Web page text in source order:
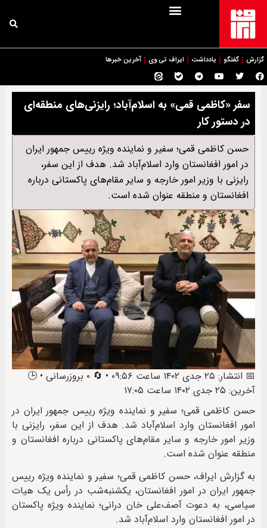
گزارش گفتگو یادداشت ایراف تی وی آخرین خبرها
سفر «کاظمی قمی» به اسلام‌آباد؛ رایزنی‌های منطقه‌ای
در دستور کار
حسن کاظمی قمی؛ سفیر و نماینده‌‌ ویژه رییس ‌جمهور ایران
در امور افغانستان وارد اسلام‌آباد شد. هدف از این سفر،
رایزنی با وزیر امور خارجه و سایر مقام‌های پاکستانی درباره
افغانستان و منطقه عنوان شده است.
📅 انتشار: ۲۵ جدی ۱۴۰۲ ساعت ۰۹:۵۶ • 🔄 ۰ بروزرسانی • 🕒
آخرین: ۲۵ جدی ۱۴۰۲ ساعت ۱۷:۰۵
حسن کاظمی قمی؛ سفیر و نماینده‌‌ ویژه رییس ‌جمهور ایران در
امور افغانستان وارد اسلام‌آباد شد. هدف از این سفر، رایزنی با
وزیر امور خارجه و سایر مقام‌های پاکستانی درباره افغانستان و
منطقه عنوان شده است.
به گزارش ایراف، حسن کاظمی قمی؛ سفیر و نماینده ویژه رییس
جمهور ایران در امور افغانستان، یکشنبه‌شب در رأس یک هیات
سیاسی، به دعوت آصف‌علی خان درانی؛ نماینده ویژه پاکستان
در امور افغانستان وارد اسلام‌آباد شد.